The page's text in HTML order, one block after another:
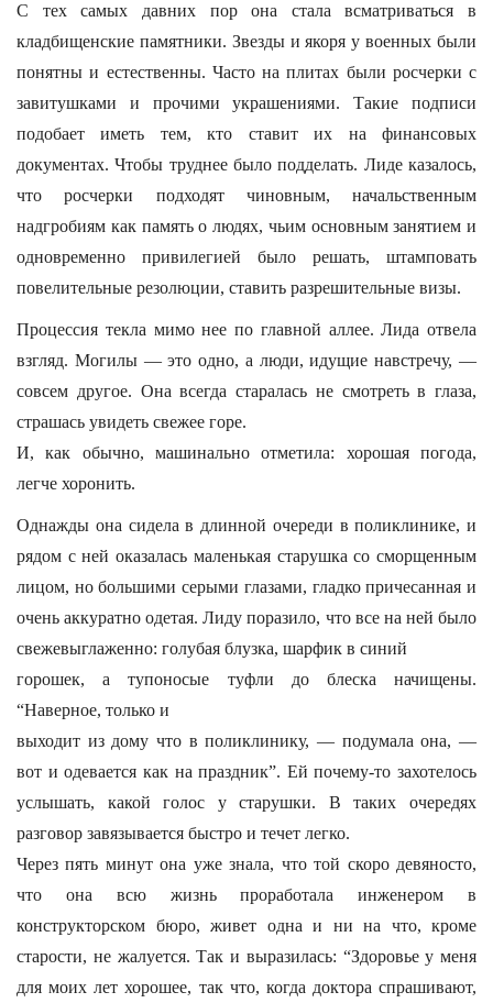
С тех самых давних пор она стала всматриваться в
кладбищенские памятники. Звезды и якоря у военных были
понятны и естественны. Часто на плитах были росчерки с
завитушками и прочими украшениями. Такие подписи
подобает иметь тем, кто ставит их на финансовых
документах. Чтобы труднее было подделать. Лиде казалось,
что росчерки подходят чиновным, начальственным
надгробиям как память о людях, чьим основным занятием и
одновременно привилегией было решать, штамповать
повелительные резолюции, ставить разрешительные визы.
Процессия текла мимо нее по главной аллее. Лида отвела
взгляд. Могилы — это одно, а люди, идущие навстречу, —
совсем другое. Она всегда старалась не смотреть в глаза,
страшась увидеть свежее горе.
И, как обычно, машинально отметила: хорошая погода,
легче хоронить.
Однажды она сидела в длинной очереди в поликлинике, и
рядом с ней оказалась маленькая старушка со сморщенным
лицом, но большими серыми глазами, гладко причесанная и
очень аккуратно одетая. Лиду поразило, что все на ней было
свежевыглаженно: голубая блузка, шарфик в синий
горошек, а тупоносые туфли до блеска начищены.
“Наверное, только и
выходит из дому что в поликлинику, — подумала она, —
вот и одевается как на праздник”. Ей почему-то захотелось
услышать, какой голос у старушки. В таких очередях
разговор завязывается быстро и течет легко.
Через пять минут она уже знала, что той скоро девяносто,
что она всю жизнь проработала инженером в
конструкторском бюро, живет одна и ни на что, кроме
старости, не жалуется. Так и выразилась: “Здоровье у меня
для моих лет хорошее, так что, когда доктора спрашивают,